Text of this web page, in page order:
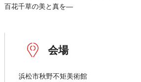
百花千草の美と真を―
会場
浜松市秋野不矩美術館